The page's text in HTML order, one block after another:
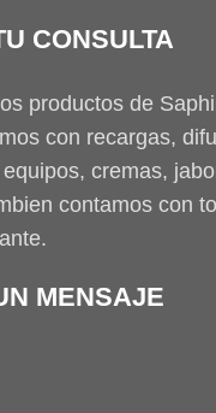
CONSULTA
productos de
con recargas,
cremas,
contamos con
MENSAJE